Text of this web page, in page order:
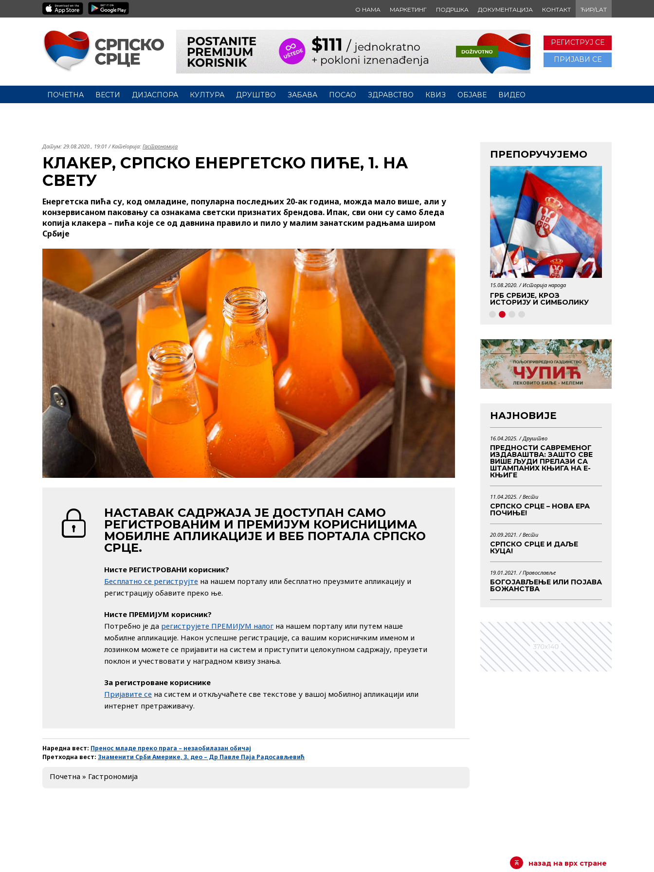
О НАМА МАРКЕТИНГ ПОДРШКА ДОКУМЕНТАЦИЈА КОНТАКТ ЋИР/LAT
РЕГИСТРУЈ СЕ
ПРИЈАВИ СЕ
ПОЧЕТНА ВЕСТИ ДИЈАСПОРА КУЛТУРА ДРУШТВО ЗАБАВА ПОСАО ЗДРАВСТВО КВИЗ ОБЈАВЕ ВИДЕО
Датум: 29.08.2020., 19:01 / Категорија: Гастрономија
КЛАКЕР, СРПСКО ЕНЕРГЕТСКО ПИЋЕ, 1. НА
СВЕТУ
Енергетска пића су, код омладине, популарна последњих 20-ак година, можда мало више, али у
конзервисаном паковању са ознакама светски признатих брендова. Ипак, сви они су само бледа
копија клакера – пића које се од давнина правило и пило у малим занатским радњама широм
Србије
НАСТАВАК САДРЖАЈА ЈЕ ДОСТУПАН САМО
РЕГИСТРОВАНИМ И ПРЕМИЈУМ КОРИСНИЦИМА
МОБИЛНЕ АПЛИКАЦИЈЕ И ВЕБ ПОРТАЛА СРПСКО
СРЦЕ.
Нисте РЕГИСТРОВАНИ корисник?
Бесплатно се региструјте на нашем порталу или бесплатно преузмите апликацију и
регистрацију обавите преко ње.
Нисте ПРЕМИЈУМ корисник?
Потребно је да региструјете ПРЕМИЈУМ налог на нашем порталу или путем наше
мобилне апликације. Након успешне регистрације, са вашим корисничким именом и
лозинком можете се пријавити на систем и приступити целокупном садржају, преузети
поклон и учествовати у наградном квизу знања.
За регистроване кориснике
Пријавите се на систем и откључаћете све текстове у вашој мобилној апликацији или
интернет претраживачу.
Наредна вест: Пренос младе преко прага – незаобилазан обичај
Претходна вест: Знаменити Срби Америке, 3. део – Др Павле Паја Радосављевић
Почетна » Гастрономија
ПРЕПОРУЧУЈЕМО
06.06.2020. /Гастрономија
БУРЕК, КРАЉ ЈУТАРЊЕГ
ОБРОКА
Привреда 15.08.2020. /Историја народа
ГРБ СРБИЈЕ, КРОЗ
ИСТОРИЈУ И СИМБОЛИКУ
НАЈНОВИЈЕ
16.04.2025. /Друштво
ПРЕДНОСТИ САВРЕМЕНОГ
ИЗДАВАШТВА: ЗАШТО СВЕ
ВИШЕ ЉУДИ ПРЕЛАЗИ СА
ШТАМПАНИХ КЊИГА НА Е-
КЊИГЕ
11.04.2025. /Вести
СРПСКО СРЦЕ – НОВА ЕРА
ПОЧИЊЕ!
20.09.2021. /Вести
СРПСКО СРЦЕ И ДАЉЕ
КУЦА!
19.01.2021. /Православље
БОГОЈАВЉЕЊЕ ИЛИ ПОЈАВА
БОЖАНСТВА
назад на врх стране